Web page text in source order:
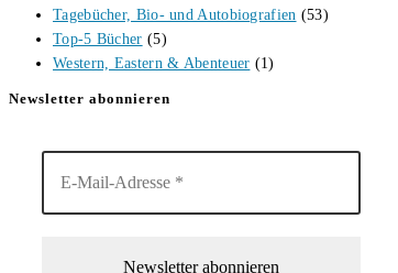
Tagebücher, Bio- und Autobiografien (53)
Top-5 Bücher (5)
Western, Eastern & Abenteuer (1)
Newsletter abonnieren